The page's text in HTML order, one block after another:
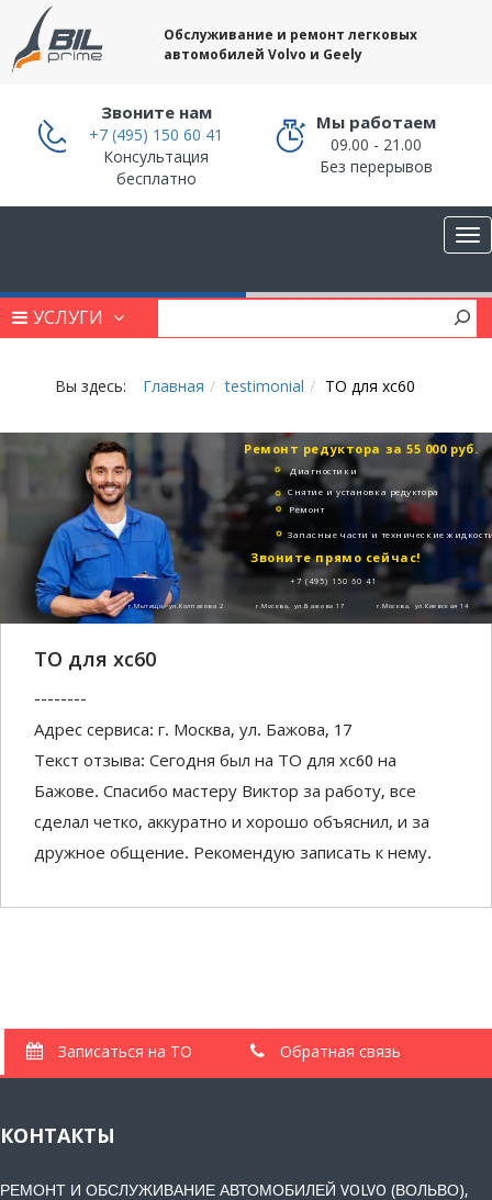
Обслуживание и ремонт легковых
автомобилей Volvo и Geely
Звоните нам
+7 (495) 150 60 41
Консультация
бесплатно
Мы работаем
09.00 - 21.00
Без перерывов
УСЛУГИ
Вы здесь: Главная testimonial ТО для хс60
Ремонт редуктора за 55 000 руб.
Диагностики
Снятие и установка редуктора
Ремонт
Запасные части и технические
г.Москва, ул.Бажова 17
Звоните прямо сейчас!
+7 (495) 150 60 41
г.Мытищи, ул.Колпакова 2 г.Москва, ул.Киевская 14
ТО для хс60
--------
Адрес сервиса: г. Москва, ул. Бажова, 17
Текст отзыва: Сегодня был на ТО для хс60 на
Бажове. Спасибо мастеру Виктор за работу, все
сделал четко, аккуратно и хорошо объяснил, и за
дружное общение. Рекомендую записать к нему.
Записаться на ТО Обратная связь
КОНТАКТЫ
РЕМОНТ И ОБСЛУЖИВАНИЕ АВТОМОБИЛЕЙ VOLVO (ВОЛЬВО),